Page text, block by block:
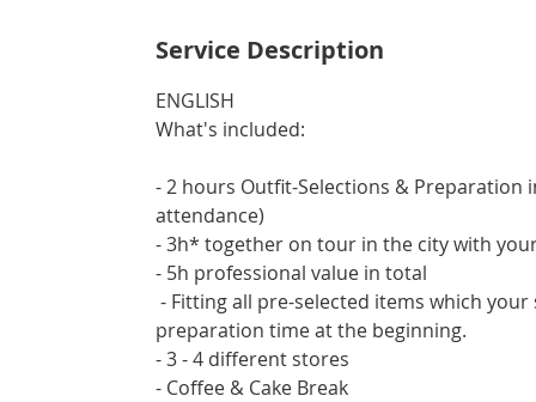
Service Description
ENGLISH
What's included:
- 2 hours Outfit-Selections &
attendance)
- 3h* together on tour in the city with
- 5h professional value in total
- Fitting all pre-selected items which
preparation time at the beginning.
- 3 - 4 different stores
- Coffee & Cake Break